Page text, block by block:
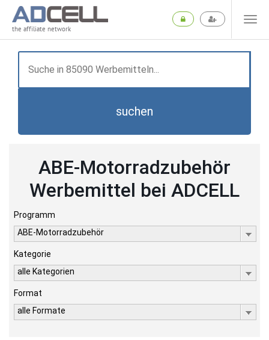
the affiliate network
suchen
ABE-Motorradzubehör
Werbemittel bei ADCELL
Programm
ABE-Motorradzubehör
Kategorie
alle Kategorien
Format
alle Formate